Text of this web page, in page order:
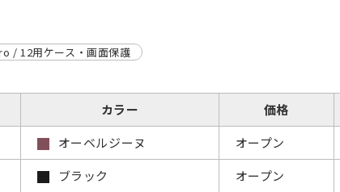
/ 12用ケース・画面保護
カラー
価格
オーベルジーヌ
オープン
ブラック オープン